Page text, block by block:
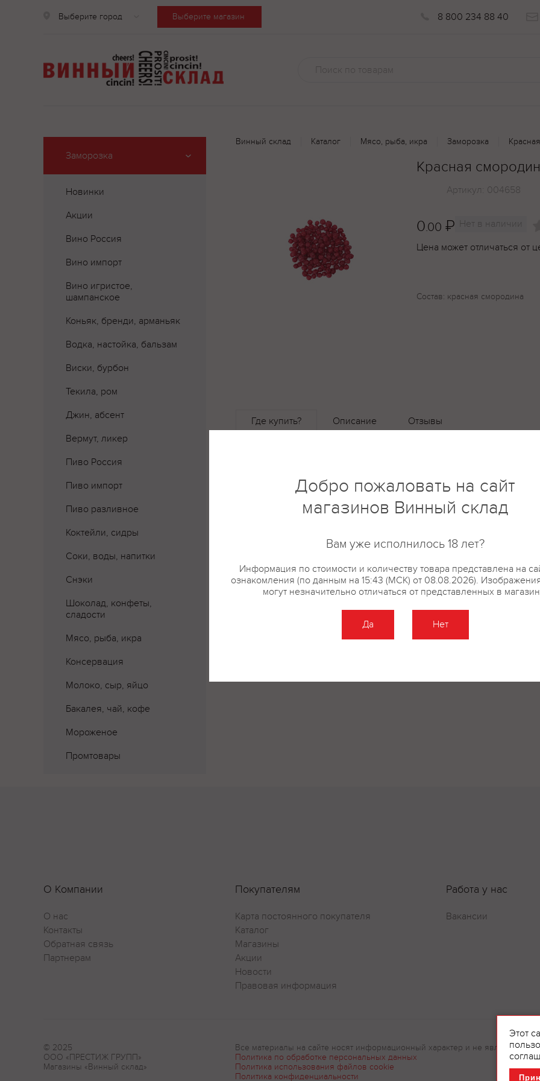
Выберите город Выберите магазин 8 800 234 88 40
Заморозка
Новинки
Акции
Вино Россия
Вино импорт
Вино игристое,
шампанское
Коньяк, бренди, арманьяк
Водка, настойка, бальзам
Виски, бурбон
Текила, ром
Джин, абсент
Вермут, ликер
Пиво Россия
Пиво импорт
Пиво разливное
Коктейли, сидры
Соки, воды, напитки
Снэки
Шоколад, конфеты,
сладости
Мясо, рыба, икра
Консервация
Молоко, сыр, яйцо
Бакалея, чай, кофе
Мороженое
Промтовары
Винный склад Каталог Мясо, рыба, икра Заморозка
Красная
Артикул: 004658
0.00 ₽ Нет в наличии
Цена может отличаться от
Состав: красная смородина
Где купить? Описание Отзывы
О Компании
О нас
Контакты
Обратная связь
Партнерам
Покупателям
Карта постоянного покупателя
Каталог
Магазины
Акции
Новости
Правовая информация
Работа у нас
Вакансии
© 2025
ООО «ПРЕСТИЖ ГРУПП»
Магазины «Винный склад»
Все материалы на сайте носят информационный характер и не являются
Политика по обработке персональных данных
Политика использования файлов cookie
Политика конфиденциальности
Этот
Добро пожаловать на сайт
магазинов Винный склад
Вам уже исполнилось 18 лет?
Информация по стоимости и количеству товара представлена на
ознакомления (по данным на 15:43 (МСК) от 08.08.2026).
могут незначительно отличаться от представленных в
Да Нет